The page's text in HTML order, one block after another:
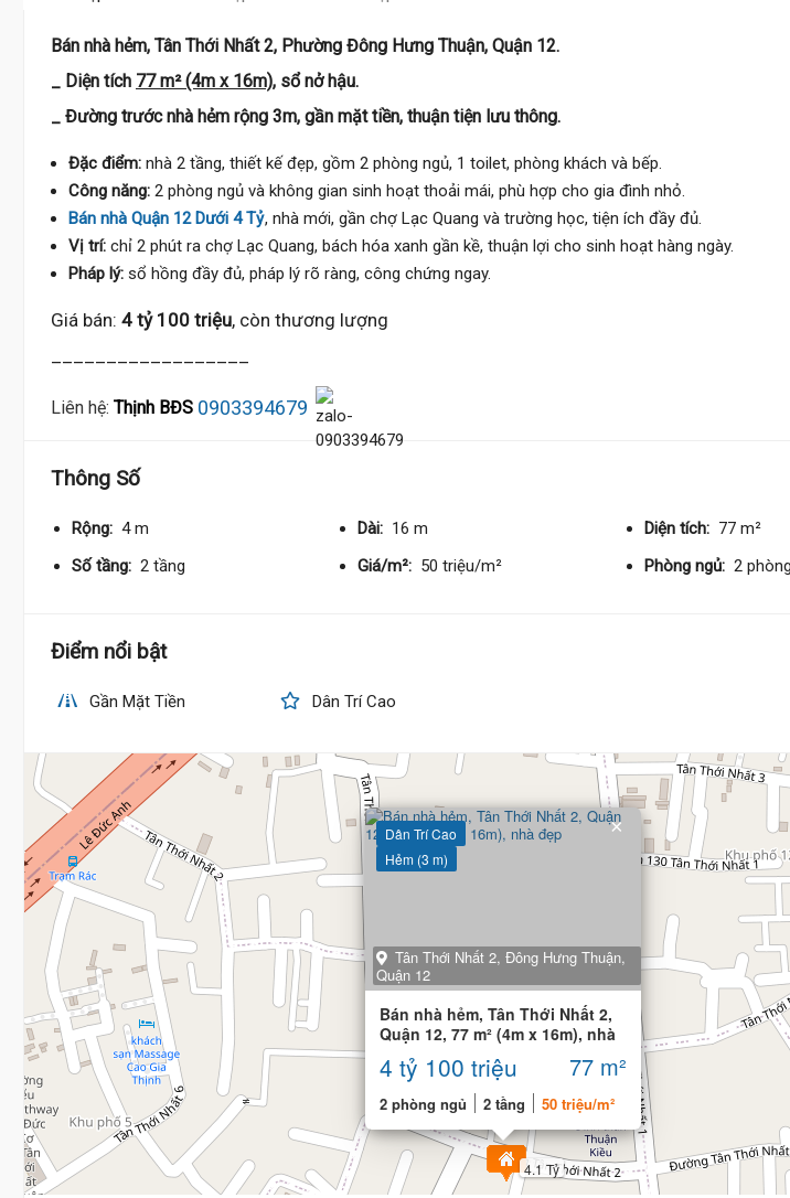
Bán nhà hẻm, Tân Thới Nhất 2, Phường Đông Hưng Thuận, Quận 12.
_ Diện tích 77 m² (4m x 16m), sổ nở hậu.
_ Đường trước nhà hẻm rộng 3m, gần mặt tiền, thuận tiện lưu thông.
Đặc điểm: nhà 2 tầng, thiết kế đẹp, gồm 2 phòng ngủ, 1 toilet, phòng khách và bếp.
Công năng: 2 phòng ngủ và không gian sinh hoạt thoải mái, phù hợp cho gia đình nhỏ.
Bán nhà Quận 12 Dưới 4 Tỷ, nhà mới, gần chợ Lạc Quang và trường học, tiện ích đầy đủ.
Vị trí: chỉ 2 phút ra chợ Lạc Quang, bách hóa xanh gần kề, thuận lợi cho sinh hoạt hàng ngày.
Pháp lý: sổ hồng đầy đủ, pháp lý rõ ràng, công chứng ngay.
Giá bán: 4 tỷ 100 triệu, còn thương lượng
Liên hệ: Thịnh BĐS 0903394679
Thông Số
Rộng: 4 m Dài: 16 m Diện tích: 77 m²
Số tầng: 2 tầng Giá/m²: 50 triệu/m² Phòng ngủ: 2 phòng
Điểm nổi bật
Gần Mặt Tiền Dân Trí Cao
4.1 Tỷ
Dân Trí Cao
Hẻm (3 m)
Tân Thới Nhất 2, Đông Hưng Thuận,
Quận 12
Bán nhà hẻm, Tân Thới Nhất 2,
Quận 12, 77 m² (4m x 16m), nhà
4 tỷ 100 triệu 77 m²
2 phòng ngủ 2 tầng 50 triệu/m²
×
4 tỷ 200 triệu
Thuận
DT: